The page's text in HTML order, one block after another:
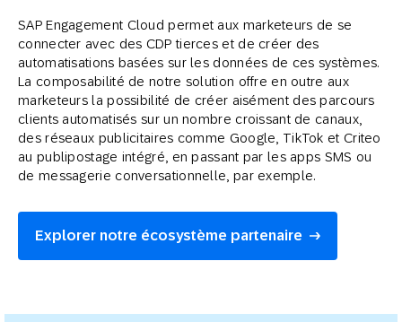
SAP Engagement Cloud permet aux marketeurs de se
connecter avec des CDP tierces et de créer des
automatisations basées sur les données de ces systèmes.
La composabilité de notre solution offre en outre aux
marketeurs la possibilité de créer aisément des parcours
clients automatisés sur un nombre croissant de canaux,
des réseaux publicitaires comme Google, TikTok et Criteo
au publipostage intégré, en passant par les apps SMS ou
de messagerie conversationnelle, par exemple.
Explorer notre écosystème partenaire